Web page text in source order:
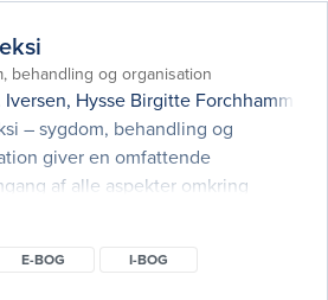
behandling og organisation
Iversen, Hysse Birgitte Forchhammer
– sygdom, behandling og
giver en omfattende
af alle aspekter omkring
og rehabilitering beskrives af
E-BOG I-BOG